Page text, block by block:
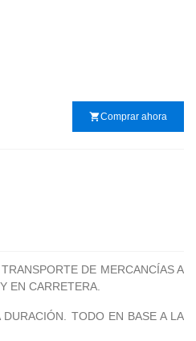
shopping_cartComprar ahora
DE MERCANCÍAS A
EN CARRETERA.
TODO EN BASE A LA